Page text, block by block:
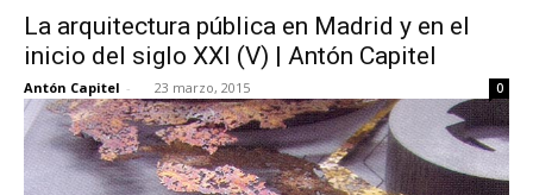
La arquitectura pública en Madrid y en el
inicio del siglo XXI (V) | Antón Capitel
Antón Capitel - 23 marzo, 2015 0